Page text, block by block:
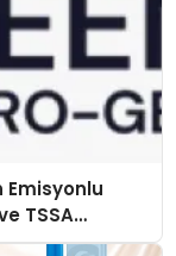
Emisyonlu
TSSA